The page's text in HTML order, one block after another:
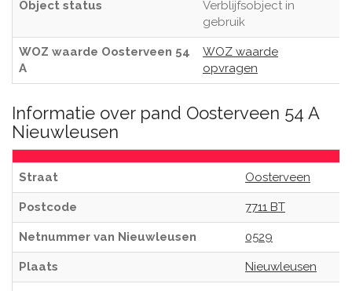
Object status
Verblijfsobject in
gebruik
WOZ waarde Oosterveen 54
A
WOZ waarde
opvragen
Informatie over pand Oosterveen 54 A
Nieuwleusen
Straat Oosterveen
Postcode 7711 BT
Netnummer van Nieuwleusen 0529
Plaats Nieuwleusen